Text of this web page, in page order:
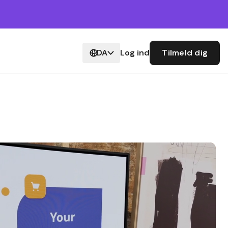
DA Log ind Tilmeld dig